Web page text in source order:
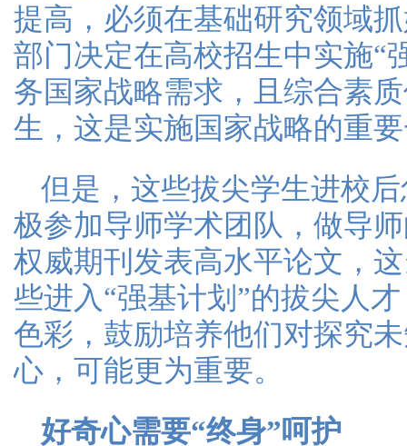
提高，必须在基础研究领域
部门决定在高校招生中实施“
务国家战略需求，且综合素
生，这是实施国家战略的重
但是，这些拔尖学生进校
极参加导师学术团队，做导
权威期刊发表高水平论文，
些进入“强基计划”的拔尖人
色彩，鼓励培养他们对探究
心，可能更为重要。
好奇心需要“终身”呵护